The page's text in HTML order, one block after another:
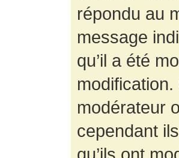
répondu au
message
qu’il a été
modérateur
cependant